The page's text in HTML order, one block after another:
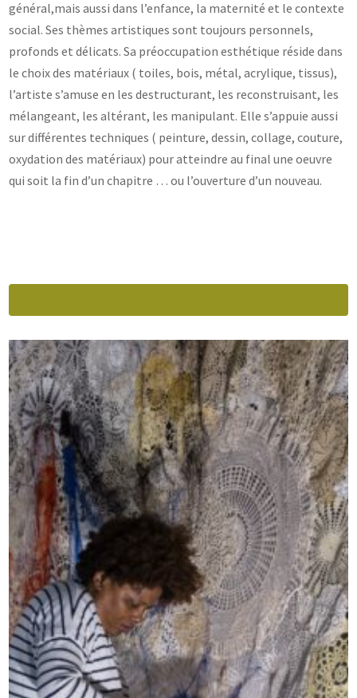
général,mais aussi dans l’enfance, la maternité et le contexte
social. Ses thèmes artistiques sont toujours personnels,
profonds et délicats. Sa préoccupation esthétique réside dans
le choix des matériaux ( toiles, bois, métal, acrylique, tissus),
l’artiste s’amuse en les destructurant, les reconstruisant, les
mélangeant, les altérant, les manipulant. Elle s’appuie aussi
sur différentes techniques ( peinture, dessin, collage, couture,
oxydation des matériaux) pour atteindre au final une oeuvre
qui soit la fin d’un chapitre … ou l’ouverture d’un nouveau.